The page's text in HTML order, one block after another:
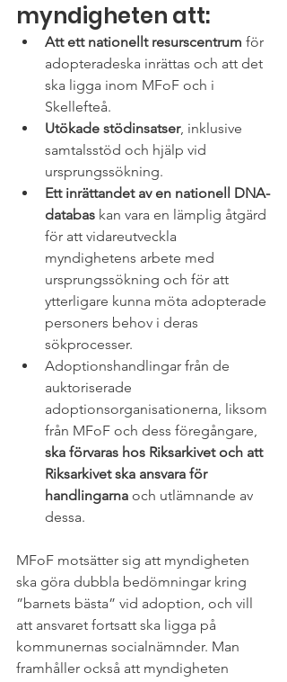
myndigheten att:
Att ett nationellt resurscentrum för
adopteradeska inrättas och att det
ska ligga inom MFoF och i
Skellefteå.
Utökade stödinsatser, inklusive
samtalsstöd och hjälp vid
ursprungssökning.
Ett inrättandet av en nationell DNA-
databas kan vara en lämplig åtgärd
för att vidareutveckla
myndighetens arbete med
ursprungssökning och för att
ytterligare kunna möta adopterade
personers behov i deras
sökprocesser.
Adoptionshandlingar från de
auktoriserade
adoptionsorganisationerna, liksom
från MFoF och dess föregångare,
ska förvaras hos Riksarkivet och att
Riksarkivet ska ansvara för
handlingarna och utlämnande av
dessa.
MFoF motsätter sig att myndigheten
ska göra dubbla bedömningar kring
”barnets bästa” vid adoption, och vill
att ansvaret fortsatt ska ligga på
kommunernas socialnämnder. Man
framhåller också att myndigheten